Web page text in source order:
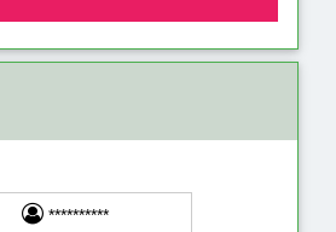
**********